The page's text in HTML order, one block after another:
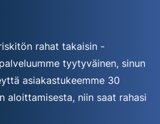
rahat takaisin -
tyytyväinen, sinun
asiakastukeemme 30
aloittamisesta, niin saat rahasi